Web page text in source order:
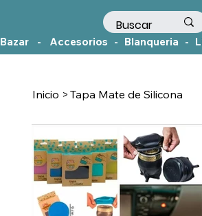
Bazar    -    Accesorios   -   Blanqueria   -
Inicio > Tapa Mate de Silicona